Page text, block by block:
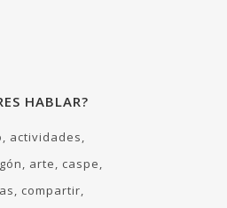
HABLAR?
actividades
arte
caspe
compartir